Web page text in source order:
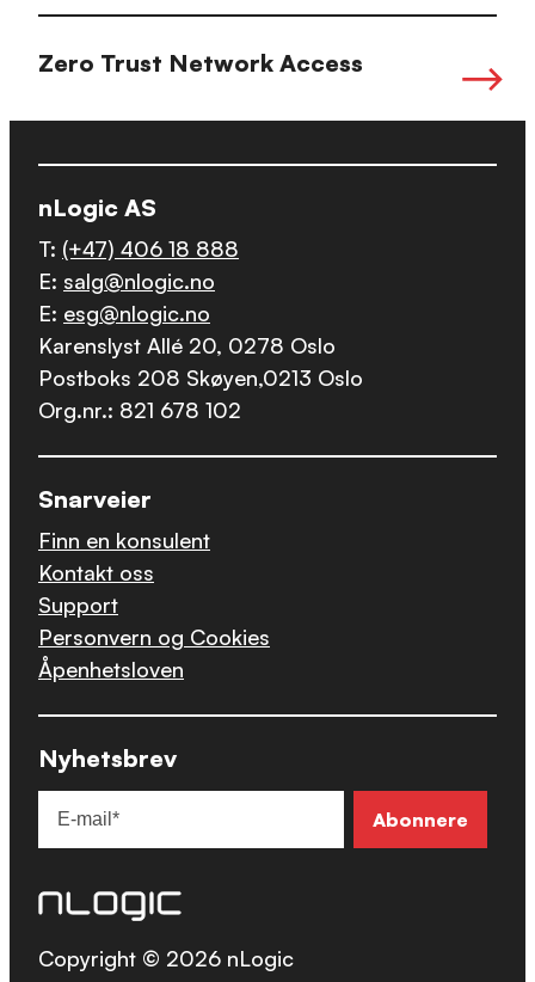
Zero Trust Network Access
nLogic AS
T: (+47) 406 18 888
E: salg@nlogic.no
E: esg@nlogic.no
Karenslyst Allé 20, 0278 Oslo
Postboks 208 Skøyen,0213 Oslo
Org.nr.: 821 678 102
Snarveier
Finn en konsulent
Kontakt oss
Support
Personvern og Cookies
Åpenhetsloven
Nyhetsbrev
Copyright © 2026 nLogic